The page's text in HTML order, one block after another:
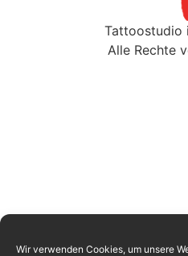
Wir verwenden Cookies, um unsere
Tattoostudio
Alle Rechte